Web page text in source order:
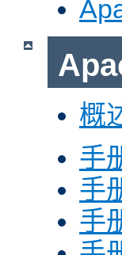
概
手
手
手